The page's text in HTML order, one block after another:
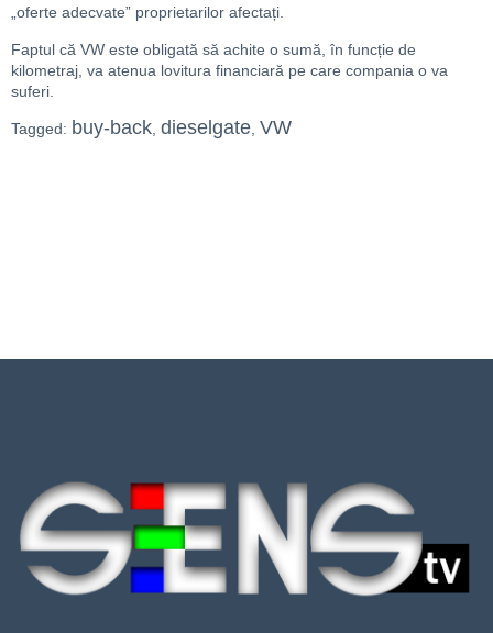
„oferte adecvate” proprietarilor afectați.
Faptul că VW este obligată să achite o sumă, în funcție de
kilometraj, va atenua lovitura financiară pe care compania o va
suferi.
Tagged: buy-back, dieselgate, VW